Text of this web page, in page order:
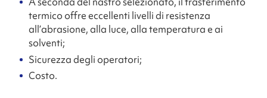
termico offre eccellenti livelli di resistenza
all’abrasione, alla luce, alla temperatura e ai
solventi;
Sicurezza degli operatori;
Costo.